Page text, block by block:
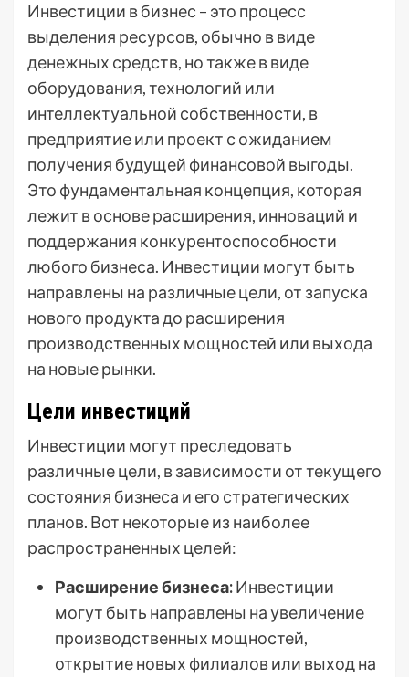
Инвестиции в бизнес – это процесс
выделения ресурсов, обычно в виде
денежных средств, но также в виде
оборудования, технологий или
интеллектуальной собственности, в
предприятие или проект с ожиданием
получения будущей финансовой выгоды.
Это фундаментальная концепция, которая
лежит в основе расширения, инноваций и
поддержания конкурентоспособности
любого бизнеса. Инвестиции могут быть
направлены на различные цели, от запуска
нового продукта до расширения
производственных мощностей или выхода
на новые рынки.
Цели инвестиций
Инвестиции могут преследовать
различные цели, в зависимости от текущего
состояния бизнеса и его стратегических
планов. Вот некоторые из наиболее
распространенных целей:
Расширение бизнеса:Инвестиции
могут быть направлены на увеличение
производственных мощностей,
открытие новых филиалов или выход на